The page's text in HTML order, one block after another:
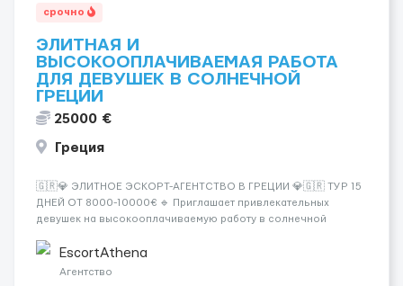
срочно
ЭЛИТНАЯ И
ВЫСОКООПЛАЧИВАЕМАЯ РАБОТА
ДЛЯ ДЕВУШЕК В СОЛНЕЧНОЙ
ГРЕЦИИ
25000 €
Греция
🇬🇷💎 ЭЛИТНОЕ ЭСКОРТ-АГЕНТСТВО В ГРЕЦИИ 💎🇬🇷 ТУР 15
ДНЕЙ ОТ 8000-10000€ 🔹 Приглашает привлекательных
девушек на высокооплачиваемую работу в солнечной
хорошие деньги 💶 — это предложение для тебя! 🔹
Требования: ✔️ Возраст от ...
EscortAthena
Агентство